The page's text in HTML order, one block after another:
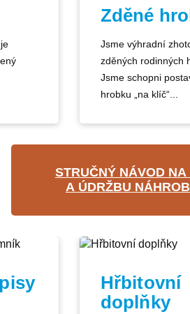
Zděné
Jsme výhradní
zděných rodinných
Jsme schopni
hrobku „na klíč“...
STRUČNÝ NÁVOD NA
A ÚDRŽBU
Hřbitovní
doplňky